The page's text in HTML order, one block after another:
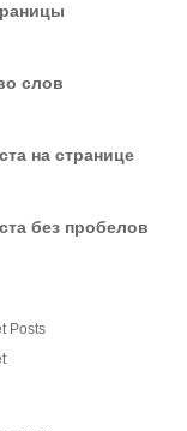
слов
на странице
без пробелов
Posts